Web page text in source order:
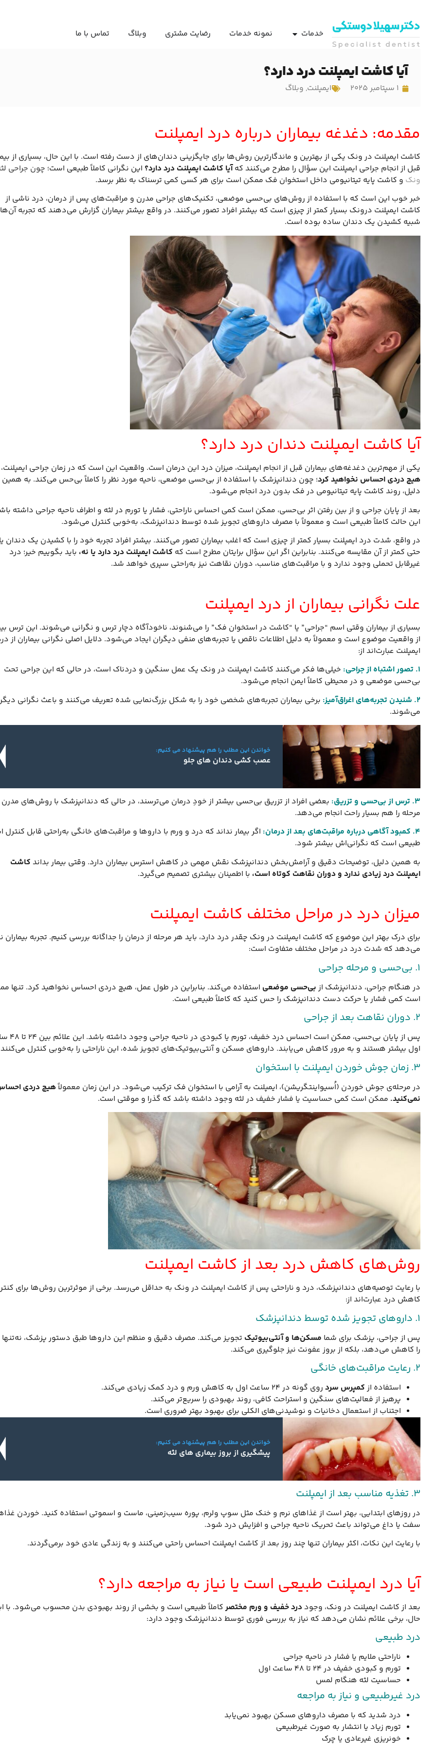
خدمات نمونه خدمات رضایت مشتری وبلاگ تماس با ما
آیا کاشت ایمپلنت درد دارد؟
1 سپتامبر 2025 ایمپلنت, وبلاگ
مقدمه: دغدغه بیماران درباره درد ایمپلنت
کاشت ایمپلنت در ونک یکی از بهترین و ماندگارترین روش‌ها برای جایگزینی دندان‌های از دست رفته است. با این حال، بسیاری از
قبل از انجام جراحی ایمپلنت این سؤال را مطرح می‌کنند کهآیا کاشت ایمپلنت درد دارد؟ این نگرانی کاملاً طبیعی است؛ چون جراحی
ونک و کاشت پایه تیتانیومی داخل استخوان فک ممکن است برای هر کسی کمی ترسناک به نظر برسد.
خبر خوب این است که با استفاده از روش‌های بی‌حسی موضعی، تکنیک‌های جراحی مدرن و مراقبت‌های پس از درمان، درد ناشی از
کاشت ایمپلنت درونک بسیار کمتر از چیزی است که بیشتر افراد تصور می‌کنند. در واقع بیشتر بیماران گزارش می‌دهند که تجربه آن‌ها
شبیه کشیدن یک دندان ساده بوده است.
آیا کاشت ایمپلنت دندان درد دارد؟
یکی از مهم‌ترین دغدغه‌های بیماران قبل از انجام ایمپلنت، میزان درد این درمان است. واقعیت این است که در زمان جراحی
هیچ دردی احساس نخواهید کرد؛ چون دندانپزشک با استفاده از بی‌حسی موضعی، ناحیه مورد نظر را کاملاً بی‌حس می‌کند. به همین
دلیل، روند کاشت پایه تیتانیومی در فک بدون درد انجام می‌شود.
بعد از پایان جراحی و از بین رفتن اثر بی‌حسی، ممکن است کمی احساس ناراحتی، فشار یا تورم در لثه و اطراف ناحیه جراحی داشته
این حالت کاملاً طبیعی است و معمولاً با مصرف داروهای تجویز شده توسط دندانپزشک، به‌خوبی کنترل می‌شود.
در واقع، شدت درد ایمپلنت بسیار کمتر از چیزی است که اغلب بیماران تصور می‌کنند. بیشتر افراد تجربه خود را با کشیدن یک دندان
حتی کمتر از آن مقایسه می‌کنند. بنابراین اگر این سؤال برایتان مطرح است که کاشت ایمپلنت درد دارد یا نه، باید بگوییم خیر؛ درد
غیرقابل تحملی وجود ندارد و با مراقبت‌های مناسب، دوران نقاهت نیز به‌راحتی سپری خواهد شد.
علت نگرانی بیماران از درد ایمپلنت
بسیاری از بیماران وقتی اسم “جراحی” یا “کاشت در استخوان فک” را می‌شنوند، ناخودآگاه دچار ترس و نگرانی می‌شوند. این ترس
از واقعیت موضوع است و معمولاً به دلیل اطلاعات ناقص یا تجربه‌های منفی دیگران ایجاد می‌شود. دلایل اصلی نگرانی بیماران از
ایمپلنت عبارت‌اند از:
1. تصور اشتباه از جراحی
: خیلی‌ها فکر می‌کنند کاشت ایمپلنت در ونک یک عمل سنگین و دردناک است، در حالی که این جراحی تحت
بی‌حسی موضعی و در محیطی کاملاً ایمن انجام می‌شود.
2. شنیدن تجربه‌های اغراق‌آمیز
: برخی بیماران تجربه‌های شخصی خود را به شکل بزرگ‌نمایی شده تعریف می‌کنند و باعث نگرانی
می‌شوند.
خواندن این مطلب را هم پیشنهاد می کنیم:
عصب کشی دندان های جلو
3. ترس از بی‌حسی و تزریق : بعضی افراد از تزریق بی‌حسی بیشتر از خودِ درمان می‌ترسند، در حالی که دندانپزشک با روش‌های
مرحله را هم بسیار راحت انجام می‌دهد.
4. کمبود آگاهی درباره مراقبت‌های بعد از درمان
: اگر بیمار نداند که درد و ورم با داروها و مراقبت‌های خانگی به‌راحتی قابل کنترل
طبیعی است که نگرانی‌اش بیشتر شود.
به همین دلیل، توضیحات دقیق و آرامش‌بخش دندانپزشک نقش مهمی در کاهش استرس بیماران دارد. وقتی بیمار بداند کاشت
ایمپلنت درد زیادی ندارد و دوران نقاهت کوتاه است، با اطمینان بیشتری تصمیم می‌گیرد.
میزان درد در مراحل مختلف کاشت ایمپلنت
برای درک بهتر این موضوع که کاشت ایمپلنت در ونک چقدر درد دارد، باید هر مرحله از درمان را جداگانه بررسی کنیم. تجربه بیماران
می‌دهد که شدت درد در مراحل مختلف متفاوت است:
1. بی‌حسی و مرحله جراحی
در هنگام جراحی، دندانپزشک از بی‌حسی موضعی استفاده می‌کند. بنابراین در طول عمل، هیچ دردی احساس نخواهید کرد. تنها
است کمی فشار یا حرکت دست دندانپزشک را حس کنید که کاملاً طبیعی است.
2. دوران نقاهت بعد از جراحی
پس از پایان بی‌حسی، ممکن است
اول بیشتر هستند و به مرور کاهش می‌یابند. داروهای مسکن و آنتی‌بیوتیک‌های تجویز شده، این ناراحتی را به‌خوبی کنترل
3. زمان جوش خوردن ایمپلنت با استخوان
در مرحله‌ی جوش خوردن (اُسیواینتگریشن)، ایمپلنت به آرامی با استخوان فک ترکیب می‌شود. در این زمان معمولاًهیچ دردی
نمی‌کنید. ممکن است کمی حساسیت یا فشار خفیف در لثه وجود داشته باشد که گذرا و موقتی است.
روش‌های کاهش درد بعد از کاشت ایمپلنت
با رعایت توصیه‌های دندانپزشک، درد و ناراحتی پس از کاشت ایمپلنت در ونک به حداقل می‌رسد. برخی از موثرترین روش‌ها برای
کاهش درد عبارت‌اند از:
1. داروهای تجویز شده توسط دندانپزشک
پس از جراحی، پزشک برای شما مسکن‌ها و آنتی‌بیوتیک تجویز می‌کند. مصرف دقیق و منظم این داروها طبق دستور پزشک، نه‌تنها
را کاهش می‌دهد، بلکه از بروز عفونت نیز جلوگیری می‌کند.
2. رعایت مراقبت‌های خانگی
استفاده از کمپرس سرد روی گونه در ۲۴ ساعت اول به کاهش ورم و درد کمک زیادی می‌کند.
پرهیز از فعالیت‌های سنگین و استراحت کافی، روند بهبودی را سریع‌تر می‌کند.
اجتناب از استعمال دخانیات و نوشیدنی‌های الکلی برای بهبود بهتر ضروری است.
خواندن این مطلب را هم پیشنهاد می کنیم:
پیشگیری از بروز بیماری های لثه
3. تغذیه مناسب بعد از ایمپلنت
در روزهای ابتدایی، بهتر است از غذاهای نرم و خنک مثل سوپ ولرم، پوره سیب‌زمینی، ماست و اسموتی استفاده کنید. خوردن
سفت یا داغ می‌تواند باعث تحریک ناحیه جراحی و افزایش درد شود.
با رعایت این نکات، اکثر بیماران تنها چند روز بعد از کاشت ایمپلنت احساس راحتی می‌کنند و به زندگی عادی خود برمی‌گردند.
آیا درد ایمپلنت طبیعی است یا نیاز به مراجعه دارد؟
بعد از کاشت ایمپلنت در ونک، وجود درد خفیف و ورم مختصرکاملاً طبیعی است و بخشی از روند بهبودی بدن محسوب می‌شود. با
حال، برخی علائم نشان می‌دهد که نیاز به بررسی فوری توسط دندانپزشک وجود دارد:
درد طبیعی
ناراحتی ملایم یا فشار در ناحیه جراحی
تورم و کبودی خفیف در ۲۴ تا ۴۸ ساعت اول
حساسیت لثه هنگام لمس
درد غیرطبیعی و نیاز به مراجعه
درد شدید که با مصرف داروهای مسکن بهبود نمی‌یابد
تورم زیاد یا انتشار به صورت غیرطبیعی
خونریزی غیرعادی یا چرک